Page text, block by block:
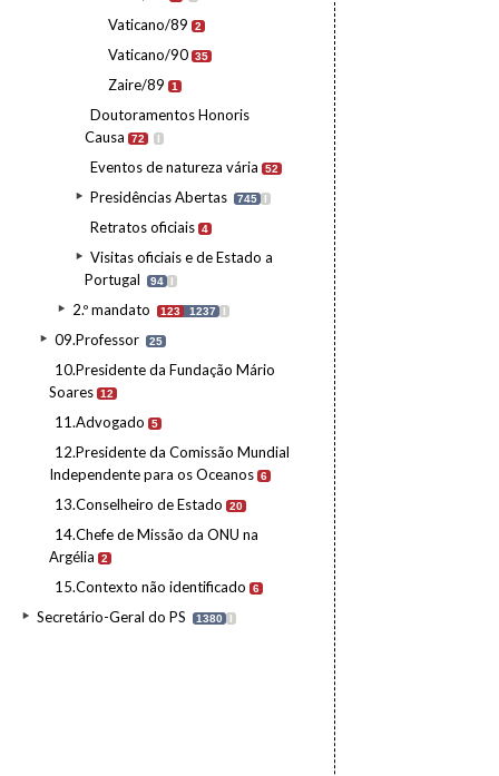
Vaticano/89 2
Vaticano/90 35
Zaire/89 1
Doutoramentos Honoris
Causa
72 I
Eventos de natureza vária 52
Presidências Abertas 745 I
Retratos oficiais 4
Visitas oficiais e de Estado a
Portugal
94 I
2.º mandato 123 1237 I
09.Professor 25
10.Presidente da Fundação Mário
Soares 12
11.Advogado 5
12.Presidente da Comissão Mundial
Independente para os Oceanos 6
13.Conselheiro de Estado 20
14.Chefe de Missão da ONU na
Argélia
2
15.Contexto não identificado 6
Secretário-Geral do PS 1380 I